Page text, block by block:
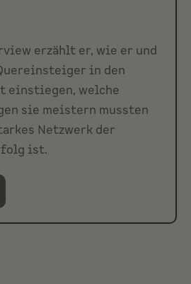
erzählt er, wie er und
in den
einstiegen, welche
sie meistern mussten
Netzwerk der
ist.